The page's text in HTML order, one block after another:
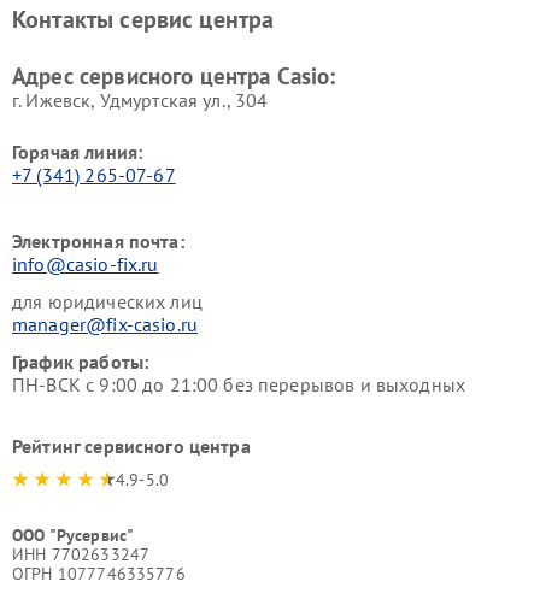
Контакты сервис центра
Адрес сервисного центра Casio:
г. Ижевск, Удмуртская ул., 304
Горячая линия:
+7 (341) 265-07-67
Электронная почта:
info@casio-fix.ru
для юридических лиц
manager@fix-casio.ru
График работы:
ПН-ВСК с 9:00 до 21:00 без перерывов и выходных
Рейтинг сервисного центра
4.9-5.0
ООО "Русервис"
ИНН 7702633247
ОГРН 1077746335776